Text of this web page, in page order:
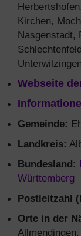
Kirchen,
Nasgenstadt,
Webseite
Gemeinde:
Landkreis:
Bundesland:
Württemberg
Postleitzahl
Orte in der